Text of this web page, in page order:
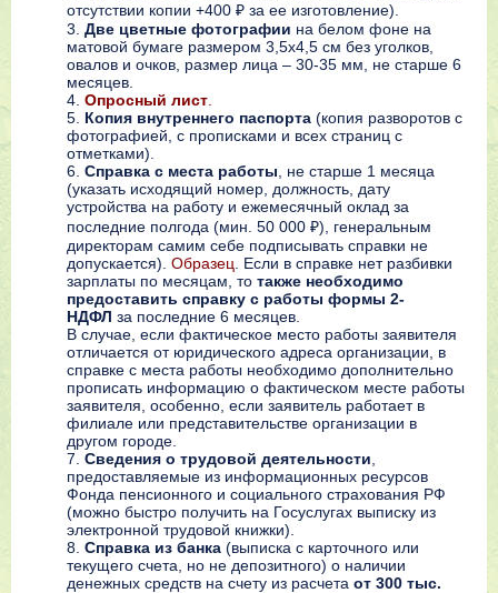
отсутствии копии +400 ₽ за ее изготовление).
Две цветные фотографии на белом фоне на
матовой бумаге размером 3,5х4,5 см без уголков,
овалов и очков, размер лица – 30-35 мм, не старше 6
месяцев.
Опросный лист
Копия внутреннего паспорта (копия разворотов с
фотографией, с прописками и всех страниц с
отметками).
Справка с места работы , не старше 1 месяца
(указать исходящий номер, должность, дату
устройства на работу и ежемесячный оклад за
последние полгода (мин. 50 000 ₽), генеральным
директорам самим себе подписывать справки не
допускается). Образец . Если в справке нет разбивки
зарплаты по месяцам, то также необходимо
предоставить справку с работы формы 2-
НДФЛ за последние 6 месяцев.
В случае, если фактическое место работы заявителя
отличается от юридического адреса организации, в
справке с места работы необходимо дополнительно
прописать информацию о фактическом месте работы
заявителя, особенно, если заявитель работает в
филиале или представительстве организации в
другом городе.
Сведения о трудовой деятельности
предоставляемые из информационных ресурсов
Фонда пенсионного и социального страхования РФ
(можно быстро получить на Госуслугах выписку из
электронной трудовой книжки).
Справка из банка (выписка с карточного или
текущего счета, но не депозитного) о наличии
денежных средств на счету из расчета от 300 тыс.